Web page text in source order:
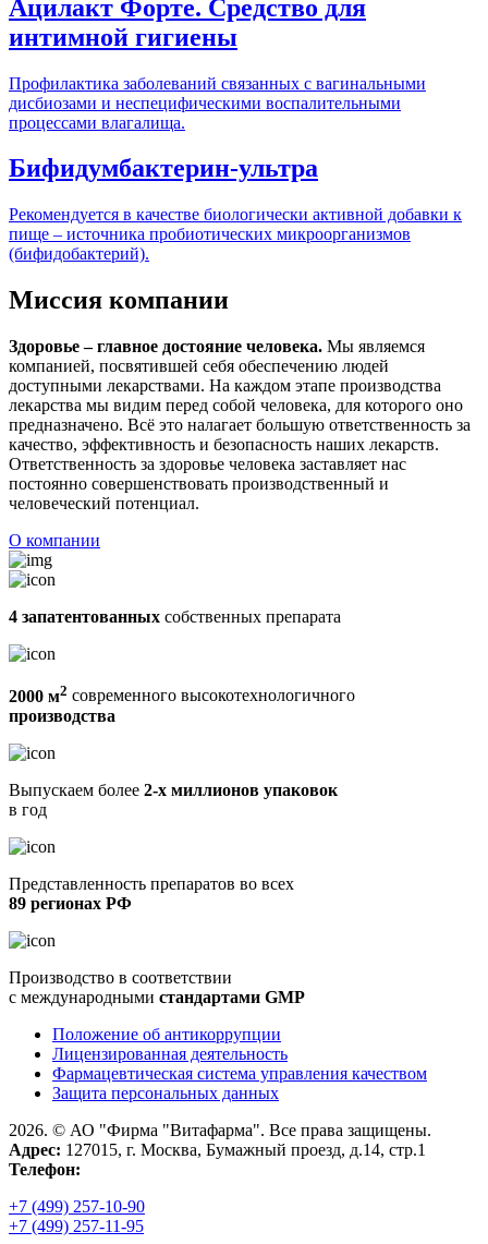
Ацилакт Форте. Средство для
интимной гигиены
Профилактика заболеваний связанных с вагинальными
дисбиозами и неспецифическими воспалительными
процессами влагалища.
Бифидумбактерин-ультра
Рекомендуется в качестве биологически активной добавки к
пище – источника пробиотических микроорганизмов
(бифидобактерий).
Миссия компании
Здоровье – главное достояние человека. Мы являемся
компанией, посвятившей себя обеспечению людей
доступными лекарствами. На каждом этапе производства
лекарства мы видим перед собой человека, для которого оно
предназначено. Всё это налагает большую ответственность за
качество, эффективность и безопасность наших лекарств.
Ответственность за здоровье человека заставляет нас
постоянно совершенствовать производственный и
человеческий потенциал.
О компании
4 запатентованных собственных препарата
2000 м2 современного высокотехнологичного
производства
Выпускаем более 2-х миллионов упаковок
в год
Представленность препаратов во всех
89 регионах РФ
Производство в соответствии
с международными стандартами GMP
Положение об антикоррупции
Лицензированная деятельность
Фармацевтическая система управления качеством
Защита персональных данных
2026. © АО "Фирма "Витафарма". Все права защищены.
Адрес: 127015, г. Москва, Бумажный проезд, д.14, стр.1
Телефон:
+7 (499) 257-10-90
+7 (499) 257-11-95